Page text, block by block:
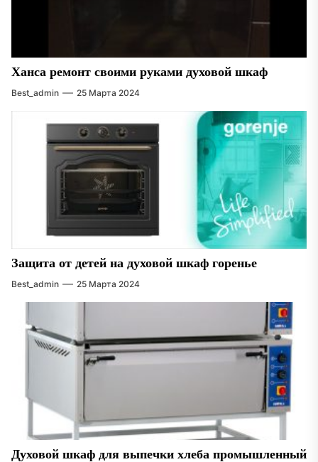
Ханса ремонт своими руками духовой шкаф
Best_admin 25 Марта 2024
Защита от детей на духовой шкаф горенье
Best_admin 25 Марта 2024
Духовой шкаф для выпечки хлеба промышленный